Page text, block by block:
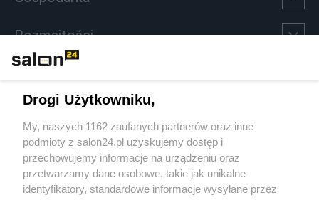
Rozmaitości
Sport
Społeczeństwo
Kultura
Drogi Użytkowniku,
My, naszych 1162 zaufanych partnerów oraz inne
podmioty z salon24.pl uzyskujemy dostęp i
przechowujemy informacje na urządzeniu oraz
przetwarzamy dane osobowe, takie jak unikalne
identyfikatory, standardowe informacje wysyłane przez